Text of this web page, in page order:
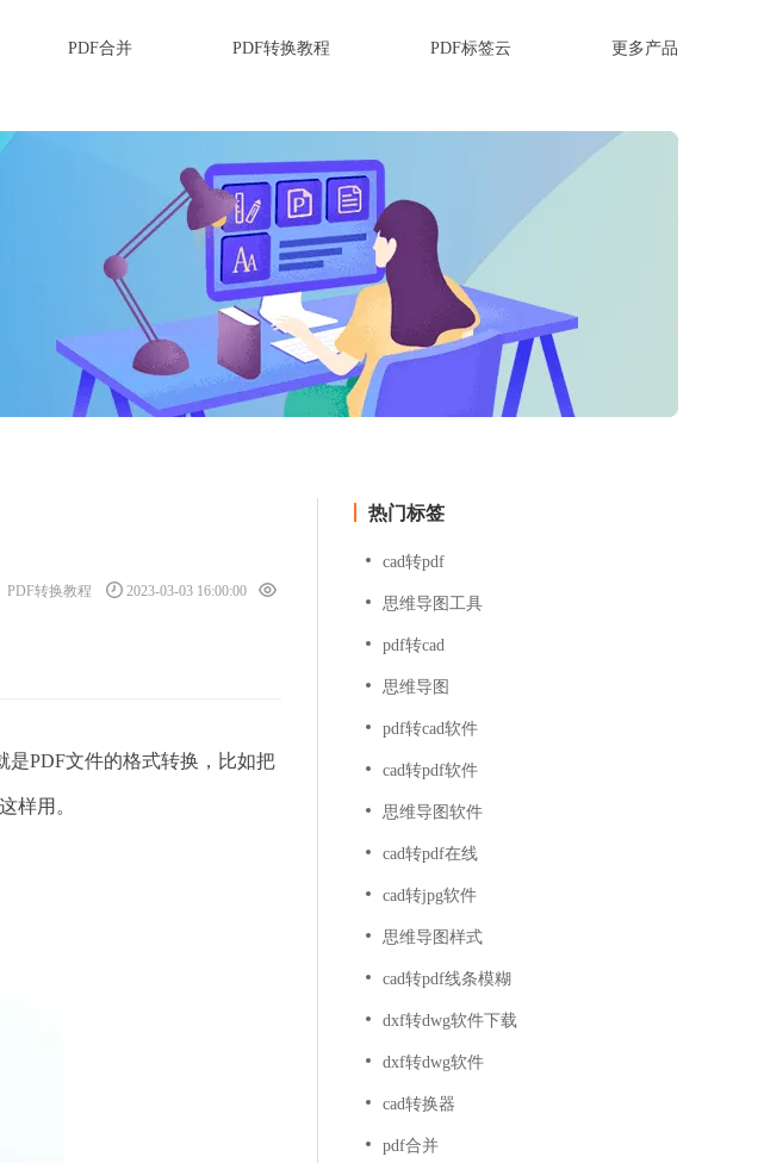
PDF合并 PDF转换教程 PDF标签云 更多产品
PDF转换教程 2023-03-03 16:00:00
PDF文件的格式转换，比如把
样用。
热门标签
cad转pdf
思维导图工具
pdf转cad
思维导图
pdf转cad软件
cad转pdf软件
思维导图软件
cad转pdf在线
cad转jpg软件
思维导图样式
cad转pdf线条模糊
dxf转dwg软件下载
dxf转dwg软件
cad转换器
pdf合并